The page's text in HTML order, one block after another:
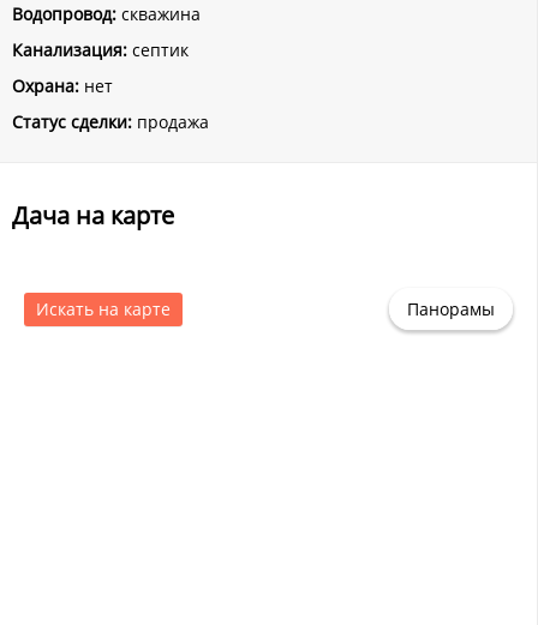
Водопровод: скважина
Канализация: септик
Охрана: нет
Статус сделки: продажа
Дача на карте
Искать на карте Панорамы